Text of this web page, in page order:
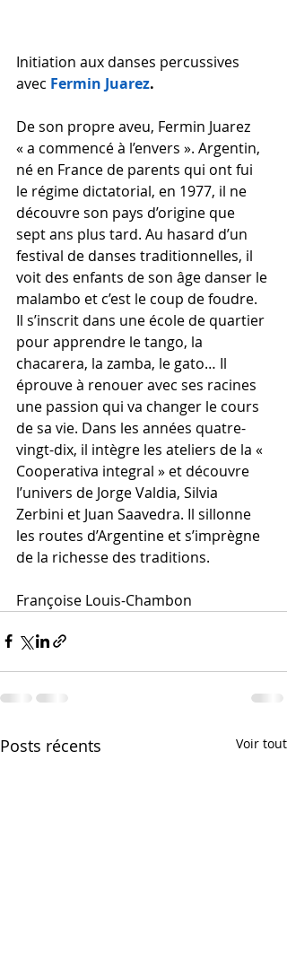
Initiation aux danses percussives
avec Fermin Juarez.
De son propre aveu, Fermin Juarez
« a commencé à l’envers ». Argentin,
né en France de parents qui ont fui
le régime dictatorial, en 1977, il ne
découvre son pays d’origine que
sept ans plus tard. Au hasard d’un
festival de danses traditionnelles, il
voit des enfants de son âge danser le
malambo et c’est le coup de foudre.
Il s’inscrit dans une école de quartier
pour apprendre le tango, la
chacarera, la zamba, le gato… Il
éprouve à renouer avec ses racines
une passion qui va changer le cours
de sa vie. Dans les années quatre-
vingt-dix, il intègre les ateliers de la «
Cooperativa integral » et découvre
l’univers de Jorge Valdia, Silvia
Zerbini et Juan Saavedra. Il sillonne
les routes d’Argentine et s’imprègne
de la richesse des traditions.
Françoise Louis-Chambon
Posts récents Voir tout